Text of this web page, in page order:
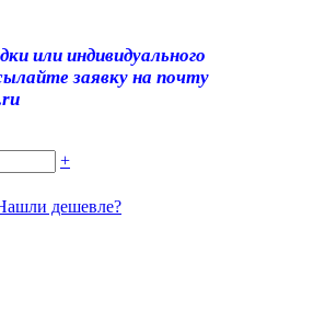
или индивидуального
заявку на почту
+
дешевле?